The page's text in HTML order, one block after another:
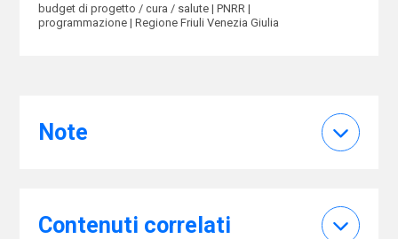
budget di progetto / cura / salute
PNRR
programmazione
Regione Friuli Venezia Giulia
Note
Contenuti correlati